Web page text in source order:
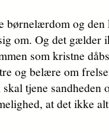
børnelærdom og
om. Og det gælder
som kristne
og belære om
tjene sandheden
at det ikke